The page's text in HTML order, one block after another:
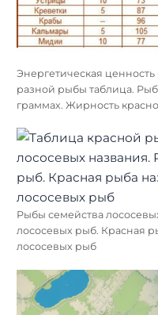
Энергетическая
разной рыбы таблица.
граммах. Жирность
Рыбы семейства
лососевых рыб. Красная
лососевых рыб